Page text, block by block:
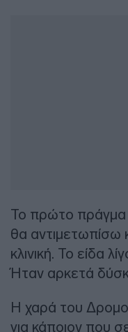
Το πρώτο
θα αντιμετωπίσω
κλινική. Το είδα
Ήταν αρκετά
Η χαρά του
για κάποιον που